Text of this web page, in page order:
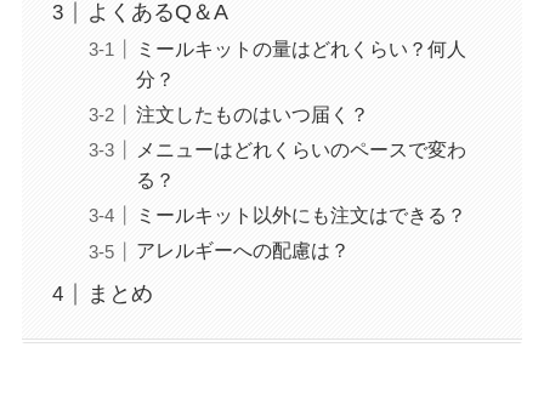
よくあるQ＆A
ミールキットの量はどれくらい？何人
分？
注文したものはいつ届く？
メニューはどれくらいのペースで変わ
る？
ミールキット以外にも注文はできる？
アレルギーへの配慮は？
まとめ